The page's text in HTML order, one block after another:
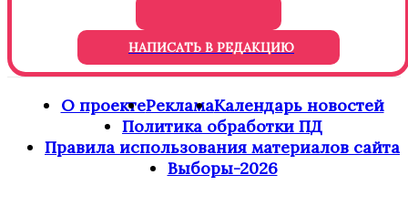
НАПИСАТЬ В РЕДАКЦИЮ
О проектеРекламаКалендарь новостей
Политика обработки ПД
Правила использования материалов сайта
Выборы-2026